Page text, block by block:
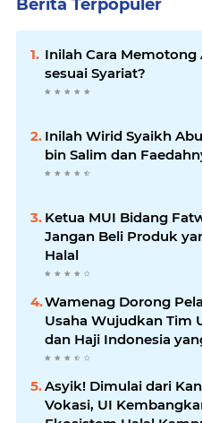
Berita Terpopuler
Inilah Cara Memotong
sesuai Syariat?
Inilah Wirid Syaikh
bin Salim dan
Ketua MUI Bidang
Jangan Beli Produk
Halal
Wamenag Dorong
Usaha Wujudkan Tim
dan Haji Indonesia
Asyik! Dimulai dari
Vokasi, UI